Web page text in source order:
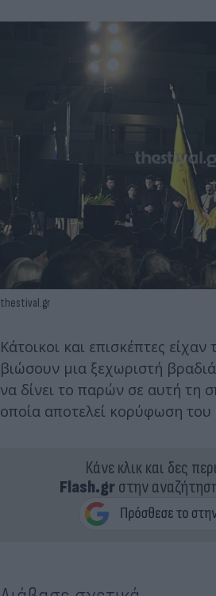
thestival.gr
Κάτοικοι και επισκέπτες είχαν
βιώσουν μια ξεχωριστή
να δίνει το παρών σε αυτή τη
οποία αποτελεί κορύφωση του
Κάνε κλικ και δες
Flash.grστην